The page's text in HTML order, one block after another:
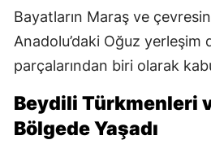
Bayatların Maraş ve
Anadolu’daki Oğuz yerleşim
parçalarından biri olarak
Beydili Türkmenleri
Bölgede Yaşadı